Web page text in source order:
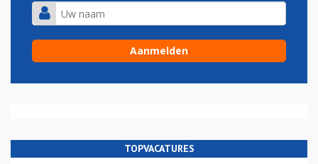
TOPVACATURES